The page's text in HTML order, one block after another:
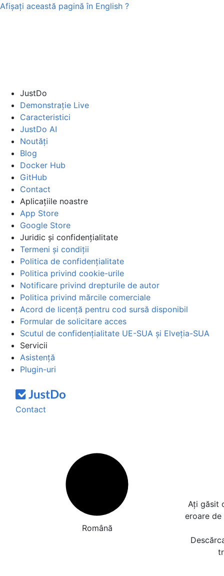
Afișați această pagină în English ?
JustDo
Demonstrație Live
Caracteristici
JustDo AI
Noutăți
Blog
Docker Hub
GitHub
Contact
Aplicațiile noastre
App Store
Google Store
Juridic și confidențialitate
Termeni și condiții
Politica de confidențialitate
Politica privind cookie-urile
Notificare privind drepturile de autor
Politica privind mărcile comerciale
Acord de licență pentru cod sursă disponibil
Formular de solicitare acces
Scutul de confidențialitate UE-SUA și Elveția-SUA
Servicii
Asistență
Plugin-uri
Contact
Română
Ați găsit
eroare